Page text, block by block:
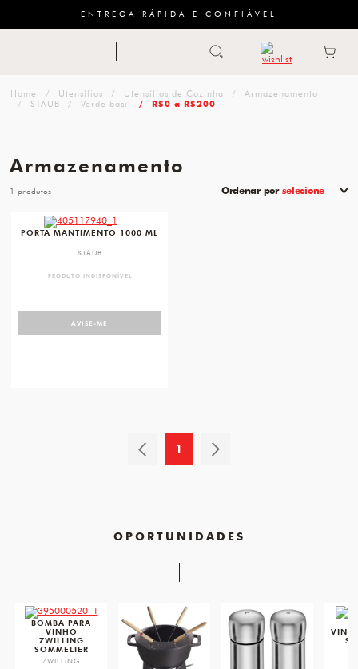
ENTREGA RÁPIDA E CONFIÁVEL
de
Utensílios Utensílios de Cozinha
Armazenamento
STAUB
Verde basil R$0 a R$200
Armazenamento
Ordenar por selecione
1
PORTA MANTIMENTO 1000 ML
STAUB
PRODUTO INDISPONÍVEL
AVISE-ME
1
OPORTUNIDADES
favorite
BOMBA PARA
VINHO
ZWILLING
SOMMELIER
ZWILLING
favorite favorite